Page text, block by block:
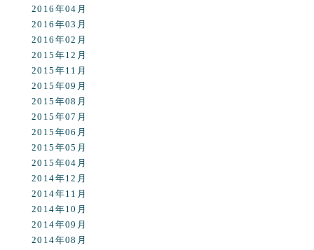
2016年04月
2016年03月
2016年02月
2015年12月
2015年11月
2015年09月
2015年08月
2015年07月
2015年06月
2015年05月
2015年04月
2014年12月
2014年11月
2014年10月
2014年09月
2014年08月